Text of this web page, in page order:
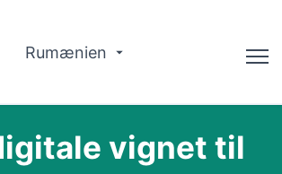
Rumænien
vignet til